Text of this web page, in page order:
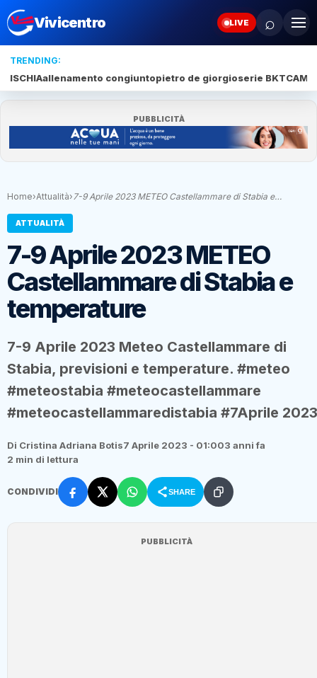
Vivicentro LIVE ⌕
TRENDING:
ISCHIAallenamento congiuntopietro de giorgioserie BKT
PUBBLICITÀ
Home›Attualità› 7-9 Aprile 2023 METEO Castellammare di Stabia e…
ATTUALITÀ
7-9 Aprile 2023 METEO
Castellammare di Stabia e
temperature
7-9 Aprile 2023 Meteo Castellammare di
Stabia, previsioni e temperature. #meteo
#meteostabia #meteocastellammare
#meteocastellammaredistabia #7Aprile 2023
Di Cristina Adriana Botis7 Aprile 2023 - 01:003 anni fa
2 min di lettura
CONDIVIDI SHARE
PUBBLICITÀ